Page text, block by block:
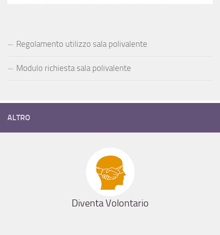
Regolamento utilizzo sala polivalente
Modulo richiesta sala polivalente
ALTRO
Diventa Volontario